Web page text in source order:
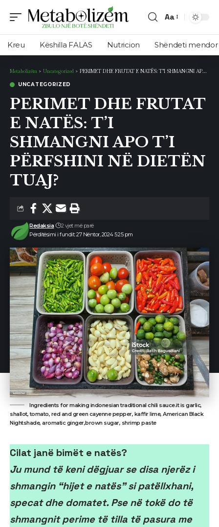
Ndryshimi
i
madhësisë
shkronjave
Aa
Kreu Këshilla FALAS Nutricion Shëndeti mendor
Metabolizëm > Uncategorized > PERIMET DHE FRUTAT E NATËS: T’I SHMANGNI APO T’I PËRFSHINI NË DIETËN TUAJ?
UNCATEGORIZED
PERIMET DHE FRUTAT
E NATËS: T’I
SHMANGNI APO T’I
PËRFSHINI NË DIETËN
TUAJ?
Përditësimi i fundit: 27 Nëntor, 2024 5:25 pm
Redaksia 2 vjet më parë
Ingredients for making indonesian traditional chili sauce.it is garlic,
shallot, tomato, red and green cayenne pepper, kaffir lime, American Black
Nightshade, aromatic ginger,brown sugar, shrimp paste
Cilat janë bimët e natës?
Ju mund të keni dëgjuar se disa njerëz i
shmangin “hijet e natës” si patëllxhani,
specat dhe domatet. Pse në tokë do të
shmangnit perime të tilla të pasura me